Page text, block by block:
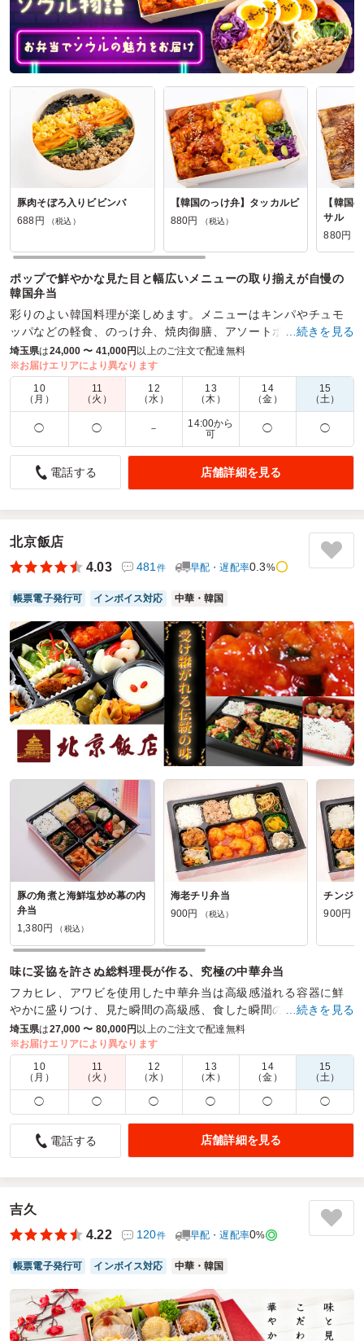
豚肉そぼろ入りビビンバ
688円
（税込）
【韓国のっけ弁】タッカルビ
880円
（税込）
【韓国
サル
880円
ポップで鮮やかな見た目と幅広いメニューの取り揃えが自慢の
韓国弁当
彩りのよい韓国料理が楽しめます。メニューはキンパやチュモ
ッパなどの軽食、のっけ弁、焼肉御膳、アソートボックスと幅
広く取り揃えており、どんなシーンでも対応できます。
商品数： 54 締切日時： 1日前17:00 価格帯： 688円～2,500円
配達時間：
6:30～19:00
とても美味しかったです
4.5 こどもプラス三郷中央教室
ここ最近くるめしさんを利用し始めて
今回頼んだ韓国弁当も美味しく皆さんとても満足しておられ
ました大きさもちょうど良かったです
参加者の年齢：20代～30代 男女比：男性多め
埼玉県三郷市中央2025/08/28
ソウル物語の口コミをもっと見る
…続きを見る
埼玉県は24,000 〜 41,000円以上のご注文で配達無料
※お届けエリアにより異なります
10
（月）
11
（火）
12
（水）
13
（木）
14
（金）
15
（土）
◯ ◯ －
14:00から
可
◯ ◯
電話する 店舗詳細を見る
北京飯店
4.03
481 件 早配・遅配率0.3%
帳票電子発行可 インボイス対応 中華・韓国
豚の角煮と海鮮塩炒め幕の内
弁当
1,380円
（税込）
海老チリ弁当
900円
（税込）
チンジ
900円
味に妥協を許さぬ総料理長が作る、究極の中華弁当
フカヒレ、アワビを使用した中華弁当は高級感溢れる容器に鮮
やかに盛りつけ、見た瞬間の高級感、食した瞬間の幸福感は会
議やおもてなしの際に定評を頂いております。
商品数： 37 締切日時： 1日前23:45 価格帯： 900円～3,000円
配達時間：
8:00～19:30
ボリューム感があって満足でした。
5.0 和光市立第四小学校
配達３日前なのにこのクオリティで注文できることがとても
いいです。配送も早めに来てくださり感謝です。若手が多く
ーム感はありがたいとおもいました。定期的な納会があるの
で夏もまた注文をしたいと思います。
参加者の年齢：
30代～40代男女比：男女混合
埼玉県和光市諏訪
北京飯店の口コミをもっと見る
…続きを見る
埼玉県は27,000 〜 80,000円 以上のご注文で配達無料
※お届けエリアにより異なります
10
（月）
11
（火）
12
（水）
13
（木）
14
（金）
15
（土）
◯ ◯ ◯ ◯ ◯ ◯
電話する 店舗詳細を見る
吉久
4.22
120件 早配・遅配率0%
帳票電子発行可 インボイス対応 中華・韓国